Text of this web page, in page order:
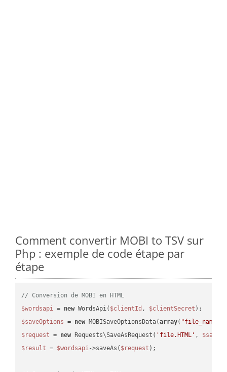
Comment convertir MOBI to TSV sur
Php : exemple de code étape par
étape
// Conversion de MOBI en HTML
$wordsapi = new WordsApi( $clientId , $clientSecret
$saveOptions = new MOBISaveOptionsData(array( "file_name"
$request = new Requests\SaveAsRequest( 'file.HTML' ,
$result = $wordsapi->saveAs( $request );